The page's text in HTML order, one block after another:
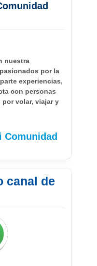
nuestra
por la
experiencias,
con personas
volar, viajar y
Comunidad
canal de